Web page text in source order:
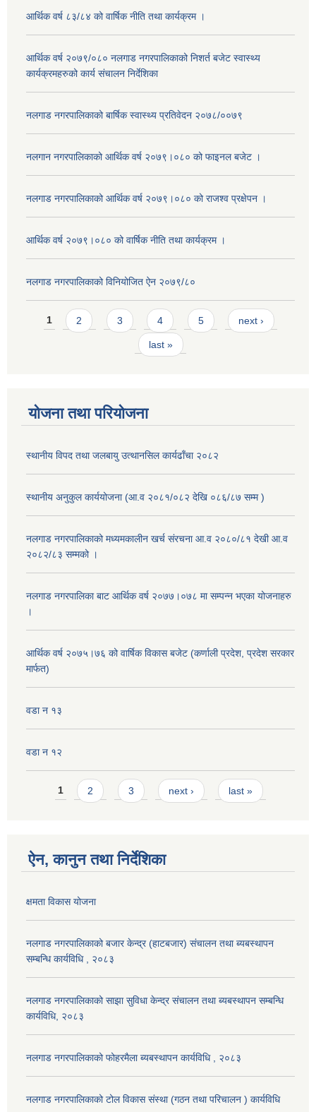
आर्थिक वर्ष ८३/८४ को वार्षिक नीति तथा कार्यक्रम ।
आर्थिक वर्ष २०७९/०८० नलगाड नगरपालिकाको निशर्त बजेट स्वास्थ्य
कार्यक्रमहरुको कार्य संचालन निर्देशिका
नलगाड नगरपालिकाको बार्षिक स्वास्थ्य प्रतिवेदन २०७८/००७९
नलगान नगरपालिकाको आर्थिक वर्ष २०७९।०८० को फाइनल बजेट ।
नलगाड नगरपालिकाको आर्थिक वर्ष २०७९।०८० को राजश्व प्रक्षेपन ।
आर्थिक वर्ष २०७९।०८० को वार्षिक नीति तथा कार्यक्रम ।
नलगाड नगरपालिकाको विनियोजित ऐन २०७९/८०
Pages
1 2 3 4 5 next ›
last »
योजना तथा परियोजना
स्थानीय विपद तथा जलबायु उत्थानसिल कार्यढाँचा २०८२
स्थानीय अनुकुल कार्ययोजना (आ.व २०८१/०८२ देखि ०८६/८७ सम्म )
नलगाड नगरपालिकाको मध्यमकालीन खर्च संरचना आ.व २०८०/८१ देखी आ.व
२०८२/८३ सम्मको ।
नलगाड नगरपालिका बाट आर्थिक वर्ष २०७७।०७८ मा सम्पन्न भएका योजनाहरु
।
आर्थिक वर्ष २०७५।७६ को वार्षिक विकास बजेट (कर्णाली प्रदेश, प्रदेश सरकार
मार्फत)
वडा न १३
वडा न १२
Pages
1 2 3 next › last »
ऐन, कानुन तथा निर्देशिका
क्षमता विकास योजना
नलगाड नगरपालिकाको बजार केन्द्र (हाटबजार) संचालन तथा ब्यबस्थापन
सम्बन्धि कार्यविधि , २०८३
नलगाड नगरपालिकाको साझा सुविधा केन्द्र संचालन तथा ब्यबस्थापन सम्बन्धि
कार्यविधि, २०८३
नलगाड नगरपालिकाको फोहरमैला ब्यबस्थापन कार्यविधि , २०८३
नलगाड नगरपालिकाको टोल विकास संस्था (गठन तथा परिचालन ) कार्यविधि